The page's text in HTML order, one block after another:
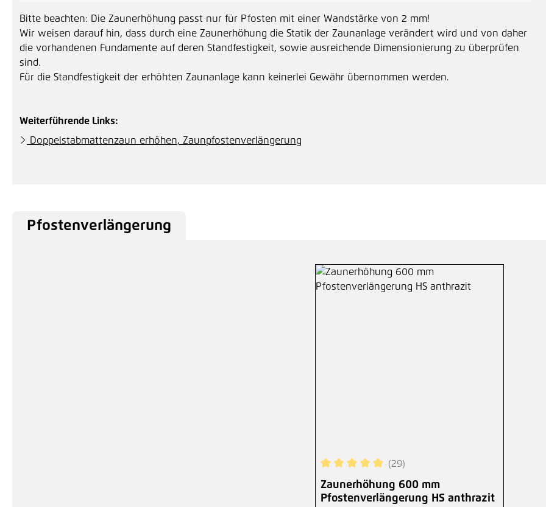
Bitte beachten: Die Zaunerhöhung passt nur für Pfosten mit einer Wandstärke von 2 mm!
Wir weisen darauf hin, dass durch eine Zaunerhöhung die Statik der Zaunanlage verändert wird und von daher
die vorhandenen Fundamente auf deren Standfestigkeit, sowie ausreichende Dimensionierung zu überprüfen
sind.
Für die Standfestigkeit der erhöhten Zaunanlage kann keinerlei Gewähr übernommen werden.
Weiterführende Links:
Doppelstabmattenzaun erhöhen, Zaunpfostenverlängerung
Pfostenverlängerung
Durchschnittliche Bewertung von 4.97 von 5
(29)
Zaunerhöhung 600 mm
Pfostenverlängerung HS anthrazit